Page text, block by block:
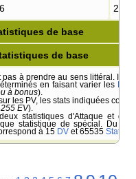
208
de base
de base
pas à prendre au sens littéral. Il
en faisant varier les EV
à bonus).
les PV, les stats indiquées
EV).
statistiques d'Attaque et de
statistique de spécial. Du
à 15 DVet 65535 Stat Exp